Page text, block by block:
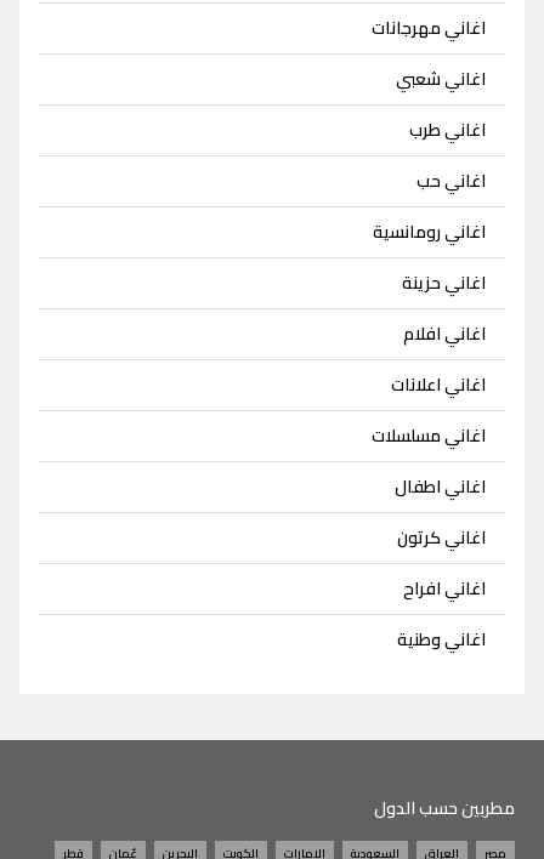
اغاني مهرجانات
اغاني شعبي
اغاني طرب
اغاني حب
اغاني رومانسية
اغاني حزينة
اغاني افلام
اغاني اعلانات
اغاني مسلسلات
اغاني اطفال
اغاني كرتون
اغاني افراح
اغاني وطنية
مطربين حسب الدول
مصر العراق السعودية الامارات الكويت البحرين عُمان قطر